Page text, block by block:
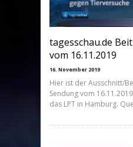
tagesschau.de
vom 16.11.2019
16. November 2019
Hier ist der Ausschnitt/
Sendung vom
das LPT in Hamburg.